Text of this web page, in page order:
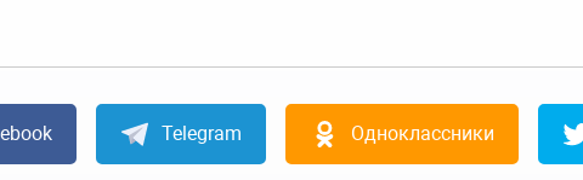
Telegram Одноклассники